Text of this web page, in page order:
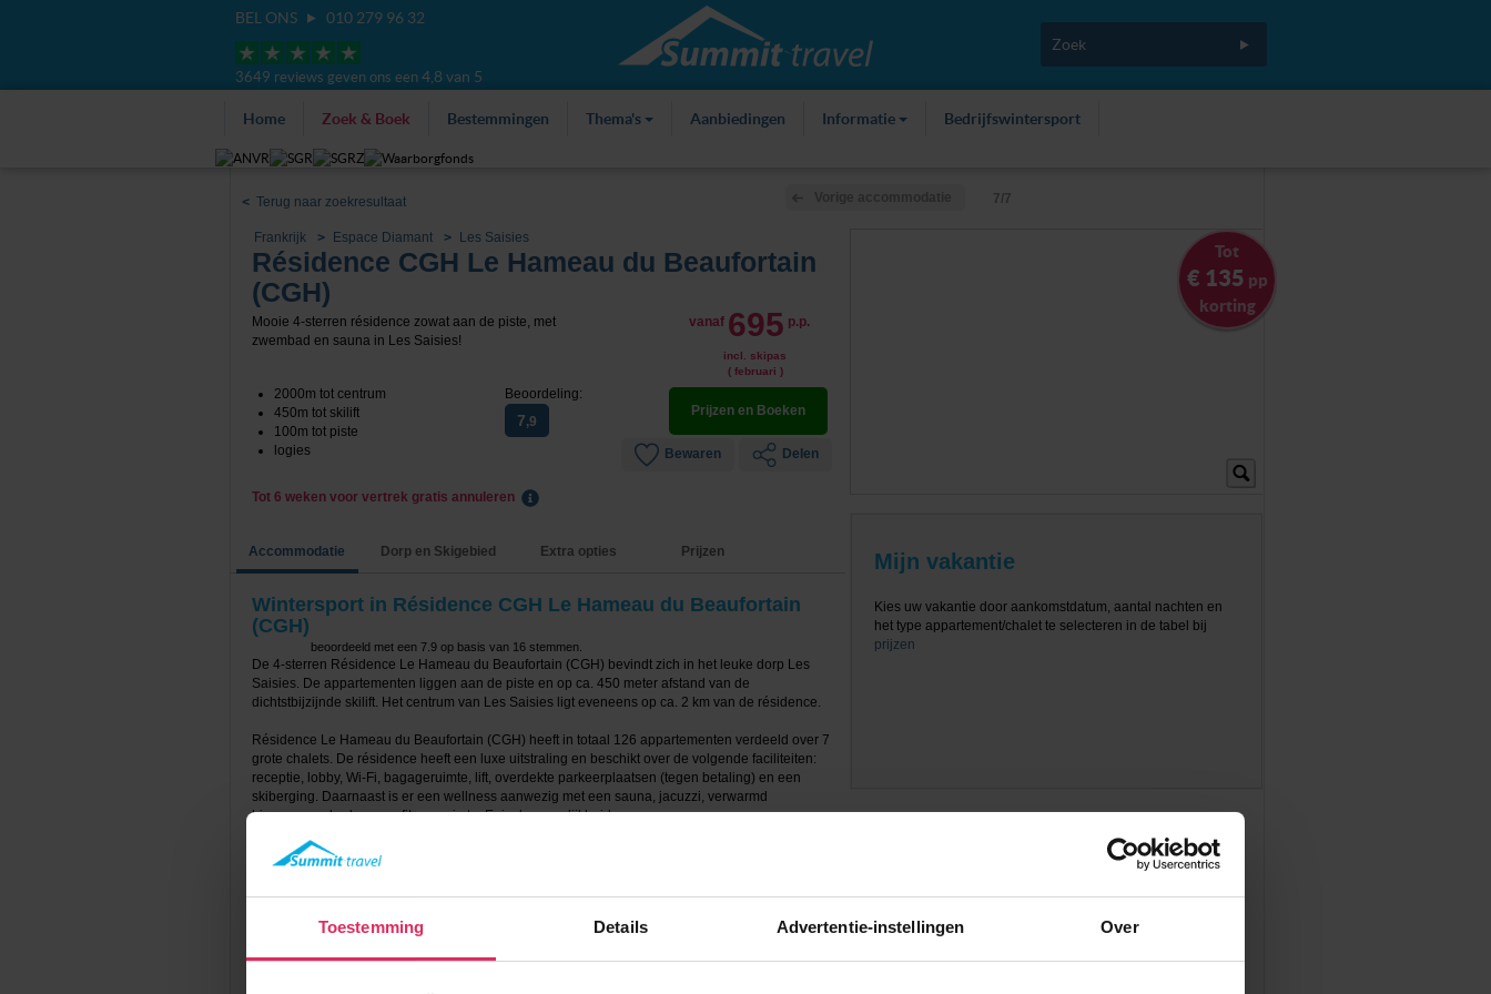
Toestemming Details Advertentie-instellingen Over
BEL ONS 010 279 96 32
3649 reviews geven ons een 4,8 van 5
Home Zoek & Boek Bestemmingen Thema's Aanbiedingen Informatie Bedrijfswintersport
<Terug naar zoekresultaat 7/7
Frankrijk Espace Diamant Les Saisies
Résidence CGH Le Hameau du Beaufortain
(CGH)
Mooie 4-sterren résidence zowat aan de piste, met
zwembad en sauna in Les Saisies!
vanaf 695 p.p.
incl. skipas
( februari )
2000m tot centrum
450m tot skilift
100m tot piste
logies
Prijzen en Boeken
Bewaren Delen
Beoordeling:
7,9
Tot 6 weken voor vertrek gratis annuleren
Accommodatie Dorp en Skigebied Extra opties Prijzen
Wintersport in Résidence CGH Le Hameau du Beaufortain
(CGH)
beoordeeld met een 7.9op basis van 16stemmen.
De 4-sterren Résidence Le Hameau du Beaufortain (CGH) bevindt zich in het leuke dorp Les
Saisies. De appartementen liggen aan de piste en op ca. 450 meter afstand van de
dichtstbijzijnde skilift. Het centrum van Les Saisies ligt eveneens op ca. 2 km van de résidence.
Résidence Le Hameau du Beaufortain (CGH) heeft in totaal 126 appartementen verdeeld over 7
grote chalets. De résidence heeft een luxe uitstraling en beschikt over de volgende faciliteiten:
receptie, lobby, Wi-Fi, bagageruimte, lift, overdekte parkeerplaatsen (tegen betaling) en een
skiberging. Daarnaast is er een wellness aanwezig met een sauna, jacuzzi, verwarmd
binnenzwembad en een fitnessruimte. Er is de mogelijkheid om massages en
de biljarttafel en wasruimte.
koffiezetapparaat, waterkoker, mixer en broodrooster. De appartementen hebben 1 of enkele
Fi verbinding mogelijk (meerdere tegen betaling). Verder beschikken alle appartementen over
Tot
€ 135 pp
korting
Mijn vakantie
Kies uw vakantie door aankomstdatum, aantal nachten en
het type appartement/chalet te selecteren in de tabel bij
prijzen